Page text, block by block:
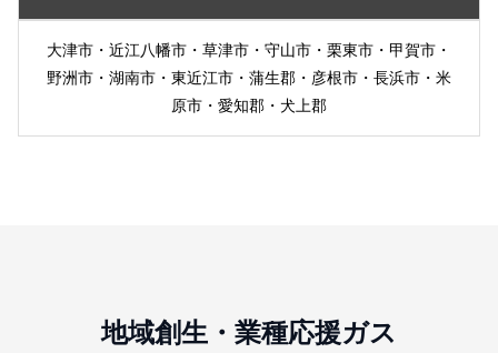
大津市・近江八幡市・草津市・守山市・栗東市・甲賀市・
野洲市・湖南市・東近江市・蒲生郡・彦根市・長浜市・米
原市・愛知郡・犬上郡
地域創生・業種応援ガス